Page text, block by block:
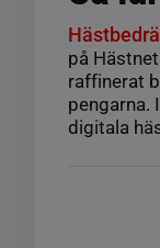
på
raffinerat
pengarna.
digitala